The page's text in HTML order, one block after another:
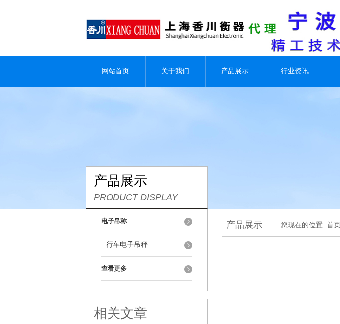
网站首页 关于我们 产品展示 行业资讯
产品展示
PRODUCT DISPLAY
电子吊称
行车电子吊秤
查看更多
相关文章
产品展示 您现在的位置: 首页